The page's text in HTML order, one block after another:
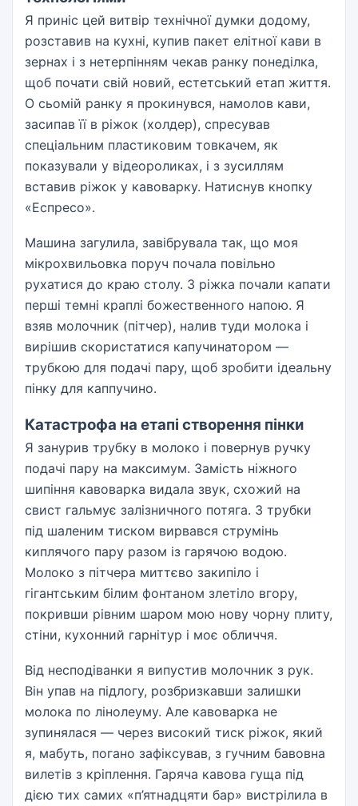
Я приніс цей витвір технічної думки додому,
розставив на кухні, купив пакет елітної кави в
зернах і з нетерпінням чекав ранку понеділка,
щоб почати свій новий, естетський етап життя.
О сьомій ранку я прокинувся, намолов кави,
засипав її в ріжок (холдер), спресував
спеціальним пластиковим товкачем, як
показували у відеороликах, і з зусиллям
вставив ріжок у кавоварку. Натиснув кнопку
«Еспресо».
Машина загулила, завібрувала так, що моя
мікрохвильовка поруч почала повільно
рухатися до краю столу. З ріжка почали капати
перші темні краплі божественного напою. Я
взяв молочник (пітчер), налив туди молока і
вирішив скористатися капучинатором —
трубкою для подачі пару, щоб зробити ідеальну
пінку для каппучино.
Катастрофа на етапі створення пінки
Я занурив трубку в молоко і повернув ручку
подачі пару на максимум. Замість ніжного
шипіння кавоварка видала звук, схожий на
свист гальмує залізничного потяга. З трубки
під шаленим тиском вирвався струмінь
киплячого пару разом із гарячою водою.
Молоко з пітчера миттєво закипіло і
гігантським білим фонтаном злетіло вгору,
покривши рівним шаром мою нову чорну плиту,
стіни, кухонний гарнітур і моє обличчя.
Від несподіванки я випустив молочник з рук.
Він упав на підлогу, розбризкавши залишки
молока по лінолеуму. Але кавоварка не
зупинялася — через високий тиск ріжок, який
я, мабуть, погано зафіксував, з гучним бавовна
вилетів з кріплення. Гаряча кавова гуща під
дією тих самих «п’ятнадцяти бар» вистрілила в